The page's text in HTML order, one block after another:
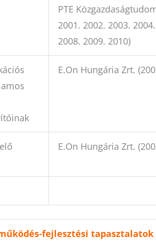
PTE
2001. 2002. 2003.
2008. 2009. 2010)
E.On Hungária Zrt.
E.On Hungária Zrt.
fejlesztési tapasztalatok